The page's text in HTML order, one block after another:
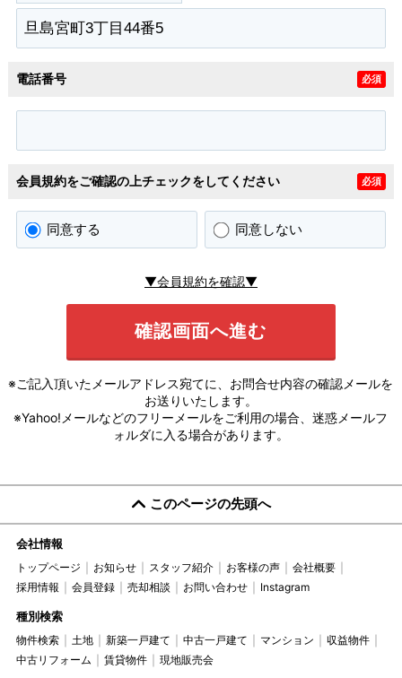
電話番号 必須
会員規約をご確認の上チェックをしてください 必須
同意する 同意しない
▼会員規約を確認▼
※ご記入頂いたメールアドレス宛てに、お問合せ内容の確認メールを
お送りいたします。
※Yahoo!メールなどのフリーメールをご利用の場合、迷惑メールフ
ォルダに入る場合があります。
このページの先頭へ
会社情報
トップページ お知らせ スタッフ紹介 お客様の声
会社概要
採用情報
会員登録 売却相談 お問い合わせ Instagram
種別検索
物件検索 土地 新築一戸建て 中古一戸建て マンション
収益物件
中古リフォーム
賃貸物件 現地販売会